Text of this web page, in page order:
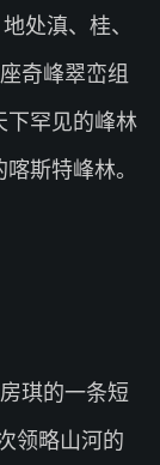
处滇、桂、
奇峰翠峦组
下罕见的峰林
斯特峰林。
琪的一条短
领略山河的